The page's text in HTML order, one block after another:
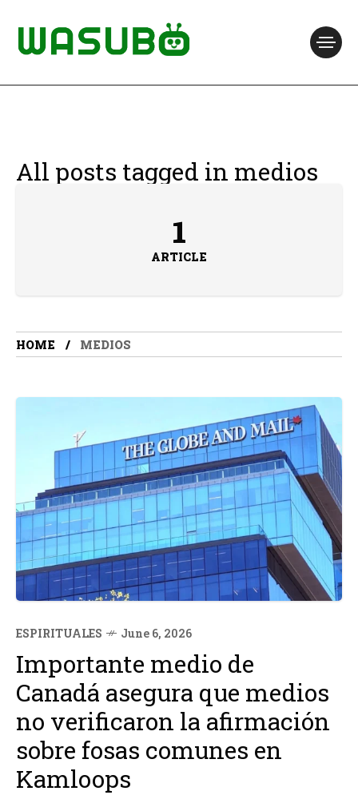
All posts tagged in medios
1
ARTICLE
HOME MEDIOS
ESPIRITUALES June 6, 2026
Importante medio de
Canadá asegura que medios
no verificaron la afirmación
sobre fosas comunes en
Kamloops